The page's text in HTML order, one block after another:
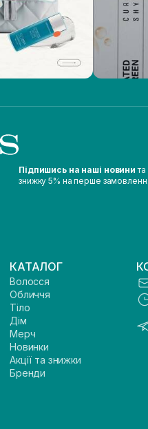
Підпишись на наші новини
знижку 5% на перше
КАТАЛОГ
Волосся
Обличчя
Тіло
Дім
Мерч
Новинки
Акції та знижки
Бренди